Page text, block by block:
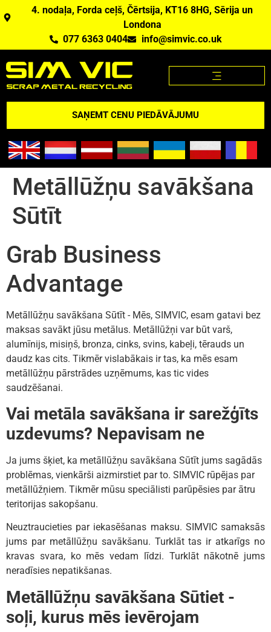
4. nodaļa, Forda ceļš, Čērtsija, KT16 8HG, Sērija un
Londona
077 6363 0404
info@simvic.co.uk
SAŅEMT CENU PIEDĀVĀJUMU
Metāllūžņu savākšana
Sūtīt
Grab Business
Advantage
Metāllūžņu savākšana Sūtīt - Mēs, SIMVIC, esam gatavi bez
maksas savākt jūsu metālus. Metāllūžņi var būt varš,
alumīnijs, misiņš, bronza, cinks, svins, kabeļi, tērauds un
daudz kas cits. Tikmēr vislabākais ir tas, ka mēs esam
metāllūžņu pārstrādes uzņēmums, kas tic vides
saudzēšanai.
Vai metāla savākšana ir sarežģīts
uzdevums? Nepavisam ne
Ja jums šķiet, ka metāllūžņu savākšana Sūtīt jums sagādās
problēmas, vienkārši aizmirstiet par to. SIMVIC rūpējas par
metāllūžņiem. Tikmēr mūsu speciālisti parūpēsies par ātru
teritorijas sakopšanu.
Neuztraucieties par iekasēšanas maksu. SIMVIC samaksās
jums par metāllūžņu savākšanu. Turklāt tas ir atkarīgs no
kravas svara, ko mēs vedam līdzi. Turklāt nākotnē jums
neradīsies nepatikšanas.
Metāllūžņu savākšana Sūtiet -
soļi, kurus mēs ievērojam